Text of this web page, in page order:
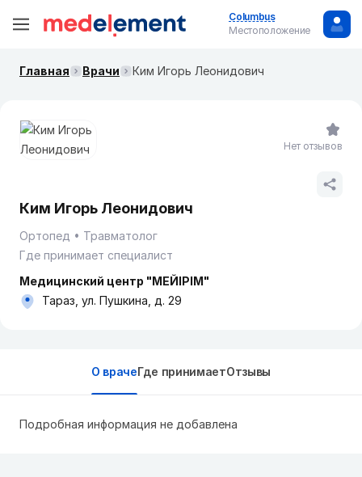
Columbus
Местоположение
Главная Врачи Ким Игорь Леонидович
Ким Игорь Леонидович
Ортопед
Травматолог
Где принимает специалист
Медицинский центр "МЕЙІРІМ"
Тараз, ул. Пушкина, д. 29
Нет отзывов
О врачеГде принимаетОтзывы
Подробная информация не добавлена